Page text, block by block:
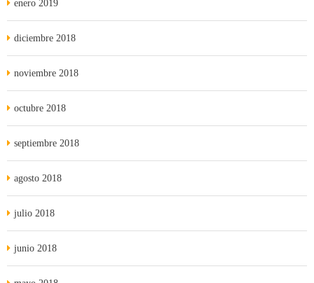
enero 2019
diciembre 2018
noviembre 2018
octubre 2018
septiembre 2018
agosto 2018
julio 2018
junio 2018